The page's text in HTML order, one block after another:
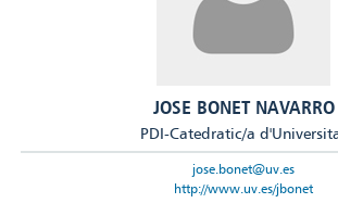
JOSE BONET NAVARRO
PDI-Catedratic/a
jose.bonet@uv.es
http://www.uv.es/jbonet